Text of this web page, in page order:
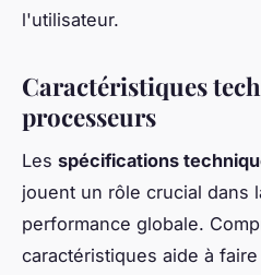
l'utilisateur.
Caractéristiques
processeurs
Les spécifications
jouent un rôle crucial dans
performance globale.
caractéristiques aide à